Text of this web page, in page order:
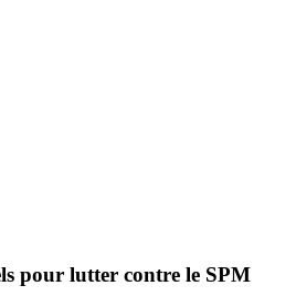
pour lutter contre le SPM